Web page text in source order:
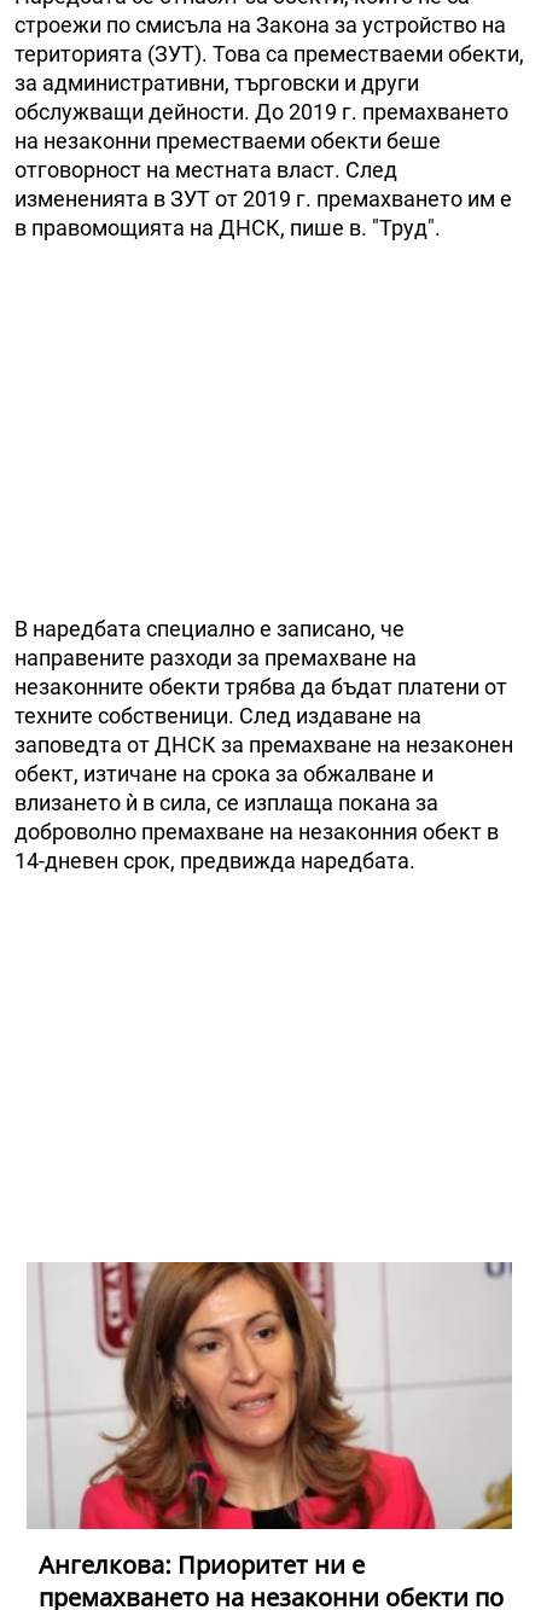
строежи по смисъла на Закона за устройство на
територията (ЗУТ). Това са преместваеми обекти,
за административни, търговски и други
обслужващи дейности. До 2019 г. премахването
на незаконни преместваеми обекти беше
отговорност на местната власт. След
измененията в ЗУТ от 2019 г. премахването им е
в правомощията на ДНСК, пише в. "Труд".
В наредбата специално е записано, че
направените разходи за премахване на
незаконните обекти трябва да бъдат платени от
техните собственици. След издаване на
заповедта от ДНСК за премахване на незаконен
обект, изтичане на срока за обжалване и
влизането ѝ в сила, се изплаща покана за
доброволно премахване на незаконния обект в
14-дневен срок, предвижда наредбата.
Ангелкова: Приоритет ни е
премахването на незаконни обекти по